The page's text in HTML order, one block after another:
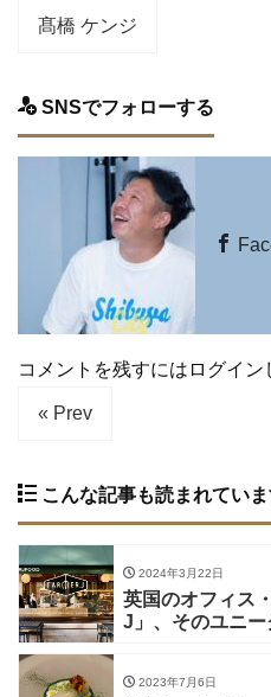
髙橋 ケンジ
SNSでフォローする
コメントを残すにはログイン
« Prev
こんな記事も読まれてい
2024年3月22日
英国のオフィス
J」、そのユニ
2023年7月6日